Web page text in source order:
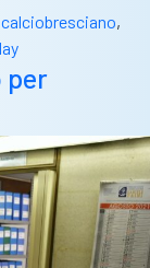
calciobresciano,
per